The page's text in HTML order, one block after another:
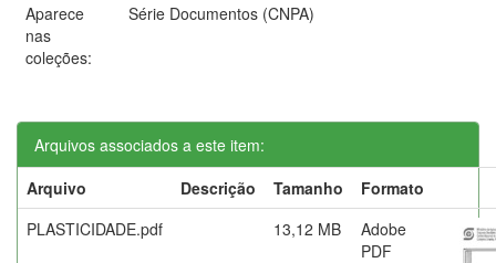
Aparece
nas
coleções:
Série Documentos (CNPA)
Arquivos associados a este item:
Arquivo
Descrição Tamanho
Formato
PLASTICIDADE.pdf
13,12 MB
Adobe
PDF